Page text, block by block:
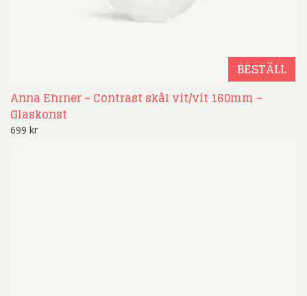
BESTÄLL
Anna Ehrner – Contrast skål vit/vit 160mm –
Glaskonst
699 kr